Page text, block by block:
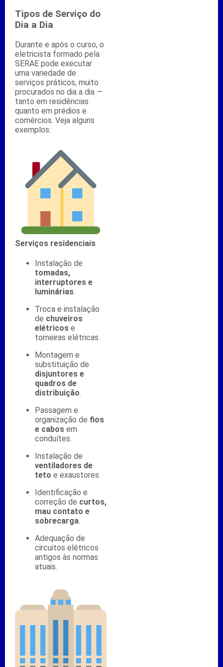
Tipos de Serviço do
Dia a Dia
Durante e após o curso, o
eletricista formado pela
SERAE pode executar
uma variedade de
serviços práticos, muito
procurados no dia a dia —
tanto em residências
quanto em prédios e
comércios. Veja alguns
exemplos:
Serviços residenciais
Instalação de
tomadas,
interruptores e
luminárias.
Troca e instalação
de chuveiros
elétricos e
torneiras elétricas.
Montagem e
substituição de
disjuntores e
quadros de
distribuição.
Passagem e
organização de fios
e cabos em
conduítes.
Instalação de
ventiladores de
teto e exaustores.
Identificação e
correção de curtos,
mau contato e
sobrecarga.
Adequação de
circuitos elétricos
antigos às normas
atuais.